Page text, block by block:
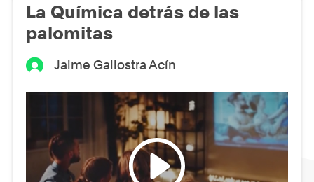
La Química detrás de las
palomitas
Jaime Gallostra Acín